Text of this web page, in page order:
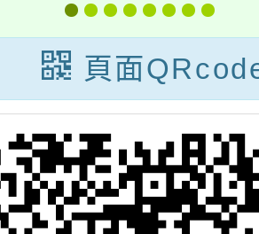
主
頁面